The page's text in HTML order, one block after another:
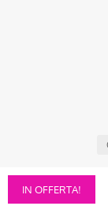
IN OFFERTA!
Questo
prodotto